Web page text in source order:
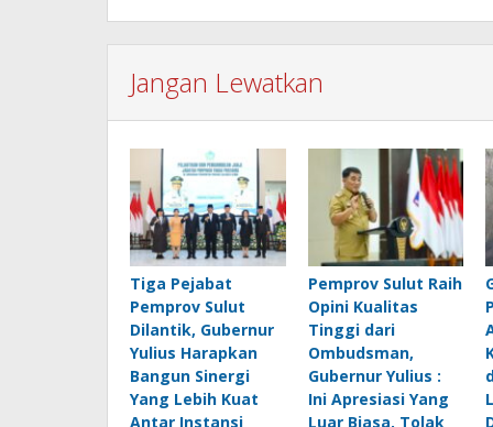
Jangan Lewatkan
Tiga Pejabat
Pemprov Sulut
Dilantik, Gubernur
Yulius Harapkan
Bangun Sinergi
Yang Lebih Kuat
Antar Instansi
Pemprov Sulut Raih
Opini Kualitas
Tinggi dari
Ombudsman,
Gubernur Yulius :
Ini Apresiasi Yang
Luar Biasa, Tolak